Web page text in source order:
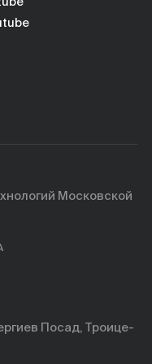
Московской
Посад, Троице-